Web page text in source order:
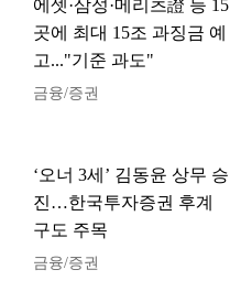
에셋·삼성·메리츠證 등 15
곳에 최대 15조 과징금 예
고..."기준 과도"
금융/증권
‘오너 3세’ 김동윤 상무 승
진…한국투자증권 후계
구도 주목
금융/증권